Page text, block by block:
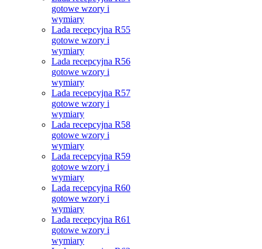
gotowe wzory i
wymiary
Lada recepcyjna R55
gotowe wzory i
wymiary
Lada recepcyjna R56
gotowe wzory i
wymiary
Lada recepcyjna R57
gotowe wzory i
wymiary
Lada recepcyjna R58
gotowe wzory i
wymiary
Lada recepcyjna R59
gotowe wzory i
wymiary
Lada recepcyjna R60
gotowe wzory i
wymiary
Lada recepcyjna R61
gotowe wzory i
wymiary